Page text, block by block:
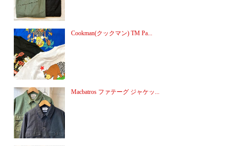
Cookman(クックマン) TM Pa...
Macbatros ファテーグ ジャケッ...